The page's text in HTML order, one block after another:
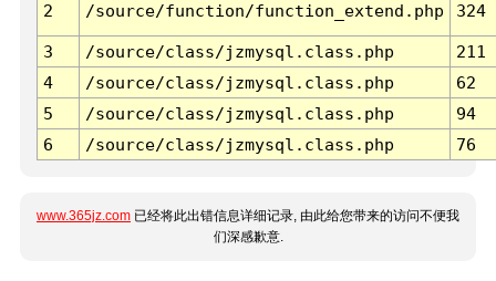
2 /source/function/function_extend.php 324
3 /source/class/jzmysql.class.php
211
4
/source/class/jzmysql.class.php
62
5
/source/class/jzmysql.class.php
94
6
/source/class/jzmysql.class.php 76
www.365jz.com 已经将此出错信息详细记录, 由此给您带来的访问不便我
们深感歉意.